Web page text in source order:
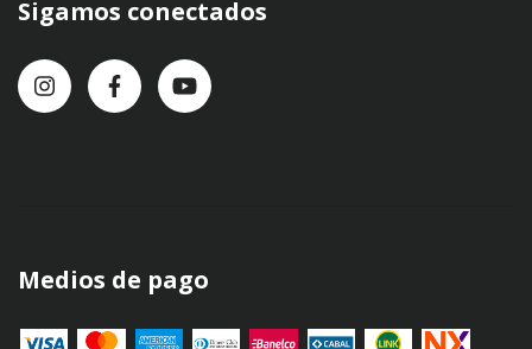
Sigamos conectados
Medios de pago